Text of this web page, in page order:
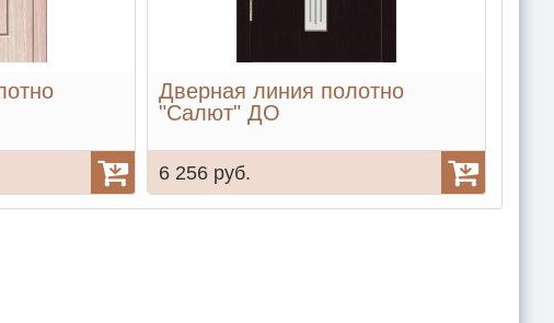
Дверная линия полотно
"Салют" ДО
6 256 руб.